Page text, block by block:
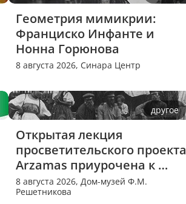
Геометрия мимикрии:
Франциско Инфанте и
Нонна Горюнова
8 августа 2026, Синара Центр
другое
Открытая лекция
просветительского проекта
Arzamas приурочена к
екатеринбургским
гастролям спектакля
8 августа 2026, Дом-музей Ф.М.
Решетникова